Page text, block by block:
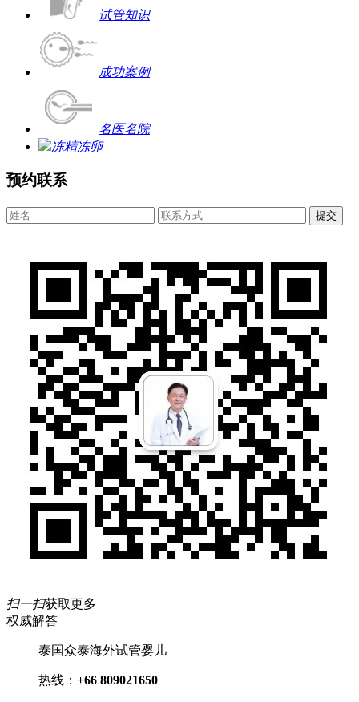
试管知识
成功案例
名医名院
冻精冻卵
预约联系
扫一扫获取更多
权威解答
泰国众泰海外试管婴儿
热线： +66 809021650